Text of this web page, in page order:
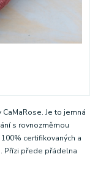
Je to jemná
s rovnozměrnou
certifikovaných a
Přízi přede přádelna